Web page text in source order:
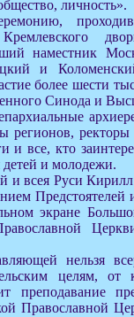
личность».
Кремлевского
наместник
и
более шести
Синода и
регионов, ректоры
и все, кто
детей и молодежи.
и всея Руси
Предстоятелей
экране
нельзя
целям, от
преподавание
Православной